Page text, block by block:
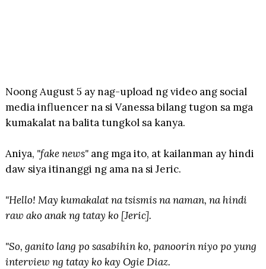
Noong August 5 ay nag-upload ng video ang social
media influencer na si Vanessa bilang tugon sa mga
kumakalat na balita tungkol sa kanya.
Aniya, "fake news" ang mga ito, at kailanman ay hindi
daw siya itinanggi ng ama na si Jeric.
"Hello! May kumakalat na tsismis na naman, na hindi
raw ako anak ng tatay ko [Jeric].
"So, ganito lang po sasabihin ko, panoorin niyo po yung
interview ng tatay ko kay Ogie Diaz.